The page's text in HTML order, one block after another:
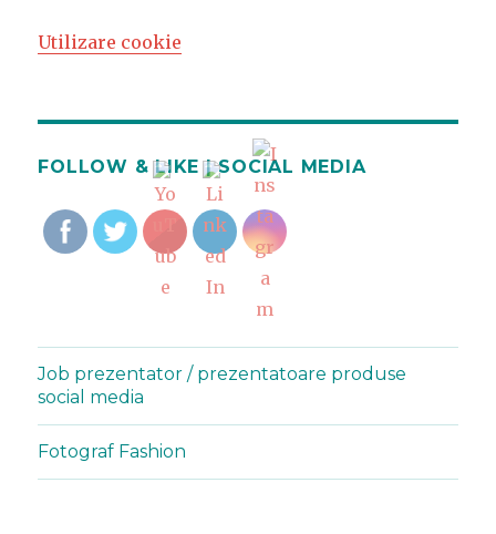
Utilizare cookie
FOLLOW & LIKE | SOCIAL MEDIA
Job prezentator / prezentatoare produse
social media
Fotograf Fashion